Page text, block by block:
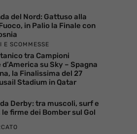
del Nord: Gattuso alla
in Palio la Finale con
E SCOMMESSE
tra Campioni
d’America su Sky – Spagna
la Finalissima del 27
Stadium in Qatar
Derby: tra muscoli, surf e
firme dei Bomber sul Gol